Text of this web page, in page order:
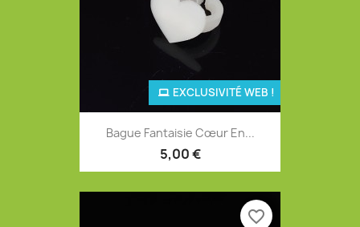
Bague Fantaisie Cœur En...
5,00 €
EXCLUSIVITÉ WEB !
favorite_border